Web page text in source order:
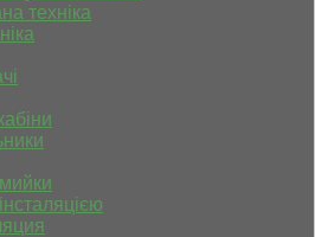
техніка